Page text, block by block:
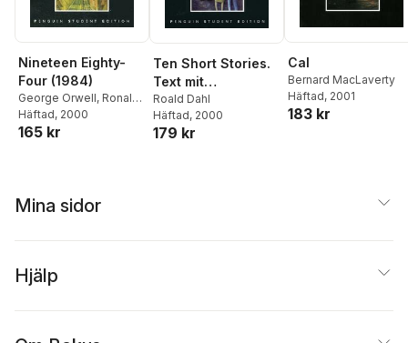
Nineteen Eighty-
Four (1984)
George Orwell, Ronald
Carter,Valerie Durow
Häftad, 2000
165 kr
Ten Short Stories.
Text mit
Materialien
Roald Dahl
Häftad, 2000
179 kr
Cal
Bernard MacLaverty
Häftad, 2001
183 kr
Mina sidor
Hjälp